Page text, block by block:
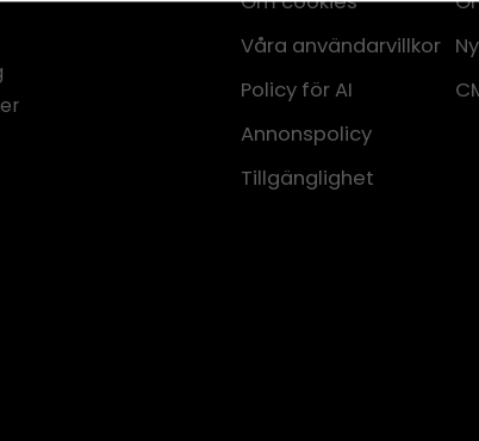
Våra användarvillkor
Policy för AI
Annonspolicy
Tillgänglighet